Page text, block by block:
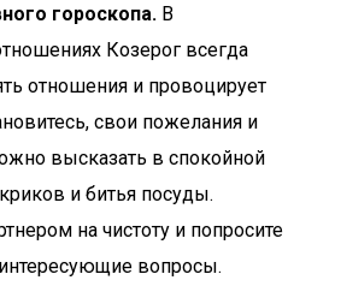
гороскопа. В
Козерог всегда
отношения и провоцирует
свои пожелания и
высказать в спокойной
и битья посуды.
на чистоту и попросите
вопросы.